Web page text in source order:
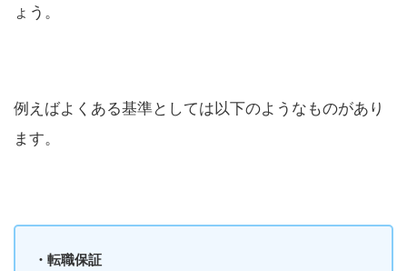
ょう。
例えばよくある基準としては以下のようなものがあり
ます。
・転職保証